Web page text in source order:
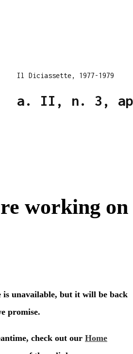
Il Diciassette, 1977-1979
a. II, n. 3,